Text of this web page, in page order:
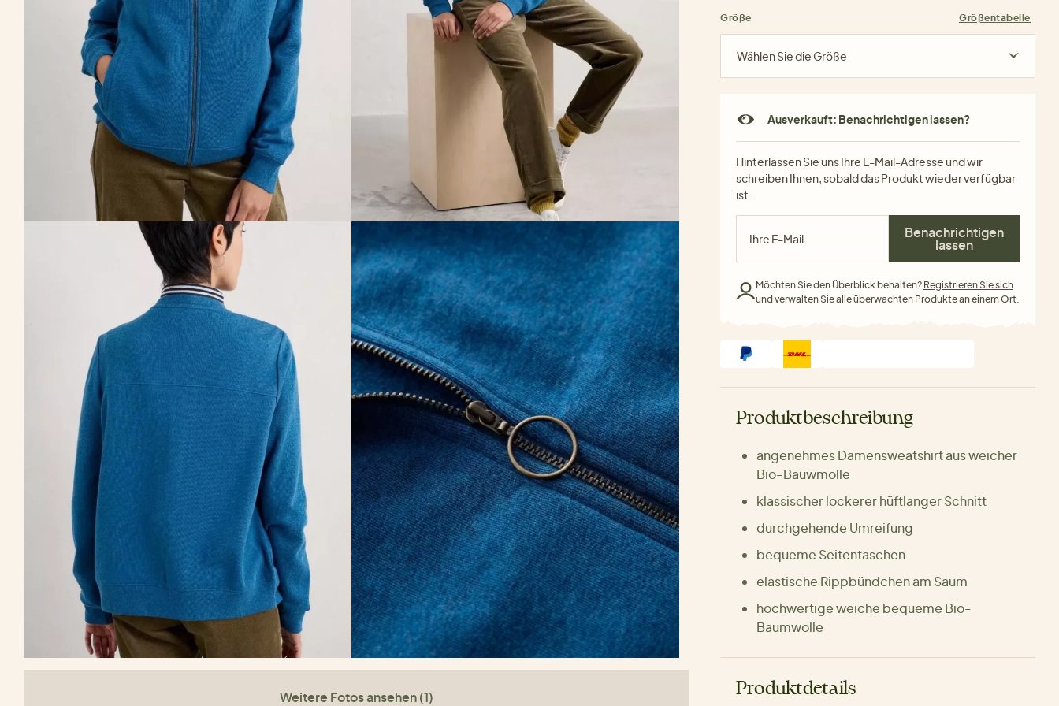
Weitere Fotos ansehen (1)
Größe Größentabelle
Wählen Sie die Größe
Ausverkauft: Benachrichtigen lassen?
Hinterlassen Sie uns Ihre E-Mail-Adresse und wir
schreiben Ihnen, sobald das Produkt wieder verfügbar
ist.
Benachrichtigen
lassen
Möchten Sie den Überblick behalten? Registrieren Sie sich
und verwalten Sie alle überwachten Produkte an einem Ort.
Produktbeschreibung
angenehmes Damensweatshirt aus weicher
Bio-Bauwmolle
klassischer lockerer hüftlanger Schnitt
durchgehende Umreifung
bequeme Seitentaschen
elastische Rippbündchen am Saum
hochwertige weiche bequeme Bio-
Baumwolle
Produktdetails